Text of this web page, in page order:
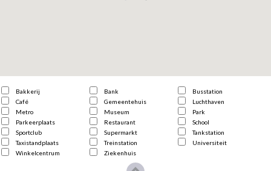
Bakkerij Bank
Busstation
Café
Gemeentehuis
Luchthaven
Metro
Museum
Park
Parkeerplaats
Restaurant
School
Sportclub
Supermarkt
Tankstation
Taxistandplaats
Treinstation
Universiteit
Winkelcentrum
Ziekenhuis